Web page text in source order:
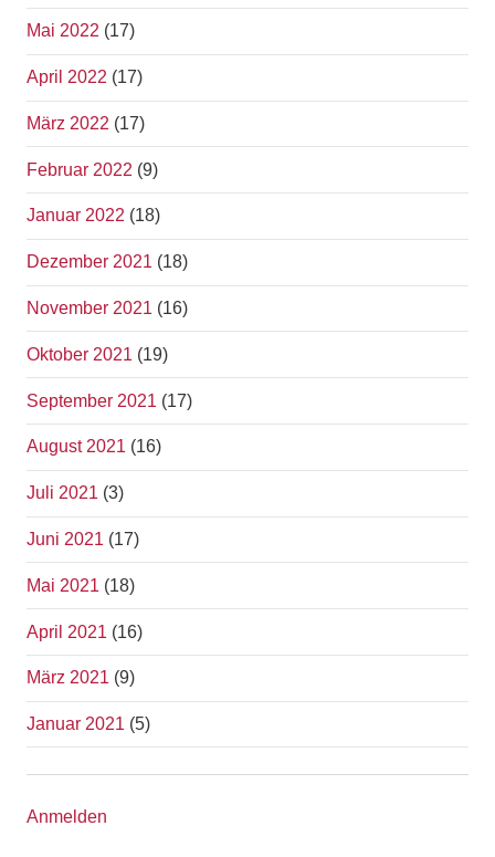
Mai 2022 (17)
April 2022 (17)
März 2022 (17)
Februar 2022 (9)
Januar 2022 (18)
Dezember 2021 (18)
November 2021 (16)
Oktober 2021 (19)
September 2021 (17)
August 2021 (16)
Juli 2021 (3)
Juni 2021 (17)
Mai 2021 (18)
April 2021 (16)
März 2021 (9)
Januar 2021 (5)
Anmelden